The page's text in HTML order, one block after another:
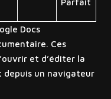
Docs
Ces
et d’éditer la
un navigateur